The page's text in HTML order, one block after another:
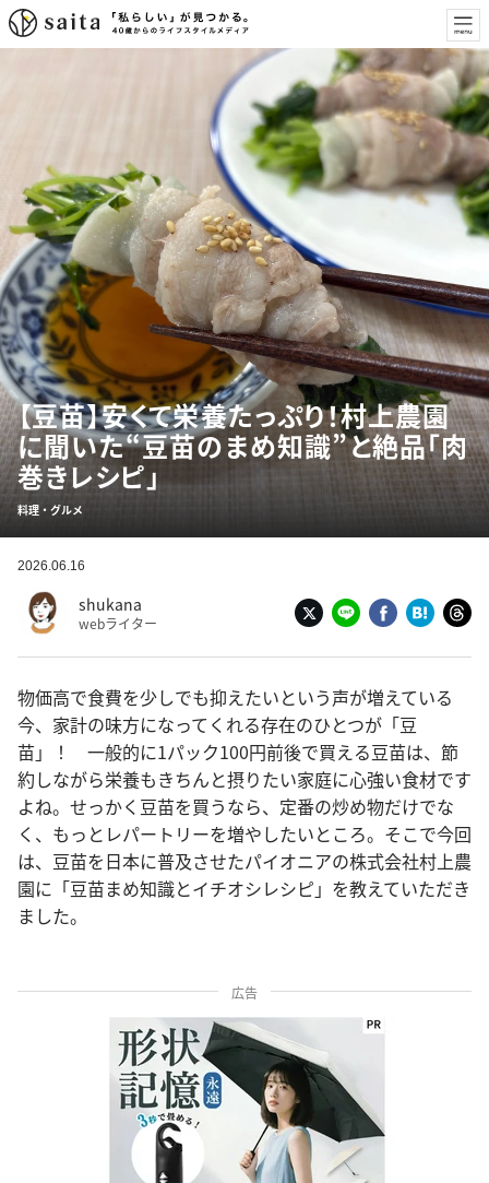
【豆苗】安くて栄養たっぷり！村上農園
に聞いた“豆苗のまめ知識”と絶品「肉
巻きレシピ」
料理・グルメ
2026.06.16
shukana
webライター
物価高で食費を少しでも抑えたいという声が増えている
今、家計の味方になってくれる存在のひとつが「豆
苗」！ 一般的に1パック100円前後で買える豆苗は、節
約しながら栄養もきちんと摂りたい家庭に心強い食材です
よね。せっかく豆苗を買うなら、定番の炒め物だけでな
く、もっとレパートリーを増やしたいところ。そこで今回
は、豆苗を日本に普及させたパイオニアの株式会社村上農
園に「豆苗まめ知識とイチオシレシピ」を教えていただき
ました。
広告